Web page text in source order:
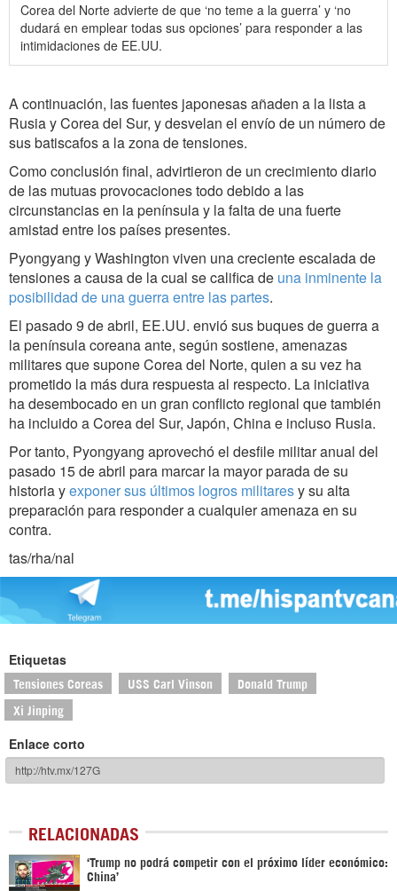
Corea del Norte advierte de que ‘no teme a la guerra’ y ‘no
dudará en emplear todas sus opciones’ para responder a las
intimidaciones de EE.UU.
A continuación, las fuentes japonesas añaden a la lista a
Rusia y Corea del Sur, y desvelan el envío de un número de
sus batiscafos a la zona de tensiones.
Como conclusión final, advirtieron de un crecimiento diario
de las mutuas provocaciones todo debido a las
circunstancias en la península y la falta de una fuerte
amistad entre los países presentes.
Pyongyang y Washington viven una creciente escalada de
tensiones a causa de la cual se califica de una inminente la
posibilidad de una guerra entre las partes.
El pasado 9 de abril, EE.UU. envió sus buques de guerra a
la península coreana ante, según sostiene, amenazas
militares que supone Corea del Norte, quien a su vez ha
prometido la más dura respuesta al respecto. La iniciativa
ha desembocado en un gran conflicto regional que también
ha incluido a Corea del Sur, Japón, China e incluso Rusia.
Por tanto, Pyongyang aprovechó el desfile militar anual del
pasado 15 de abril para marcar la mayor parada de su
historia yexponer sus últimos logros militaresy su alta
preparación para responder a cualquier amenaza en su
contra.
tas/rha/nal
Etiquetas
Tensiones Coreas USS Carl Vinson Donald Trump
Xi Jinping
Enlace corto
RELACIONADAS
‘Trump no podrá competir con el próximo líder económico:
China’